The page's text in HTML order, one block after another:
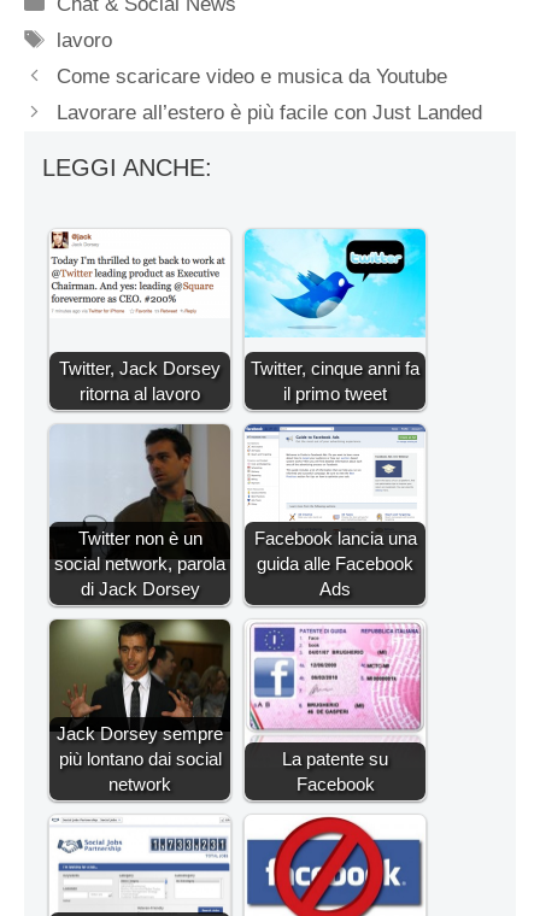
Tag
lavoro
Come scaricare video e musica da Youtube
Lavorare all’estero è più facile con Just Landed
LEGGI ANCHE:
Twitter, Jack Dorsey
ritorna al lavoro
Twitter, cinque anni fa
il primo tweet
Twitter non è un
social network, parola
di Jack Dorsey
Facebook lancia una
guida alle Facebook
Ads
Jack Dorsey sempre
più lontano dai social
network
La patente su
Facebook